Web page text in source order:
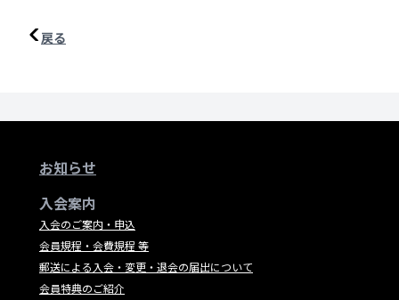
戻る
お知らせ
入会案内
入会のご案内・申込
会員規程・会費規程 等
郵送による入会・変更・退会の届出について
会員特典のご紹介